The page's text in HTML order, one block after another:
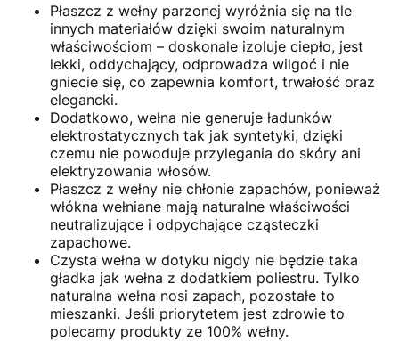
Płaszcz z wełny parzonej wyróżnia się na tle
innych materiałów dzięki swoim naturalnym
właściwościom – doskonale izoluje ciepło, jest
lekki, oddychający, odprowadza wilgoć i nie
gniecie się, co zapewnia komfort, trwałość oraz
elegancki.
Dodatkowo, wełna nie generuje ładunków
elektrostatycznych tak jak syntetyki, dzięki
czemu nie powoduje przylegania do skóry ani
elektryzowania włosów.
Płaszcz z wełny nie chłonie zapachów, ponieważ
włókna wełniane mają naturalne właściwości
neutralizujące i odpychające cząsteczki
zapachowe.
Czysta wełna w dotyku nigdy nie będzie taka
gładka jak wełna z dodatkiem poliestru. Tylko
naturalna wełna nosi zapach, pozostałe to
mieszanki. Jeśli priorytetem jest zdrowie to
polecamy produkty ze 100% wełny.